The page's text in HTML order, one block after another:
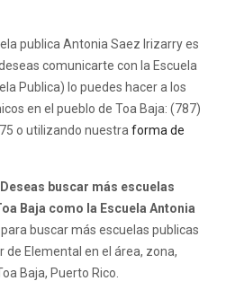
publica Antonia Saez Irizarry es
comunicarte con la Escuela
Publica) lo puedes hacer a los
en el pueblo de Toa Baja: (787)
o utilizando nuestra forma de
buscar más escuelas
Baja como la Escuela Antonia
buscar más escuelas publicas
Elemental en el área, zona,
Baja, Puerto Rico.